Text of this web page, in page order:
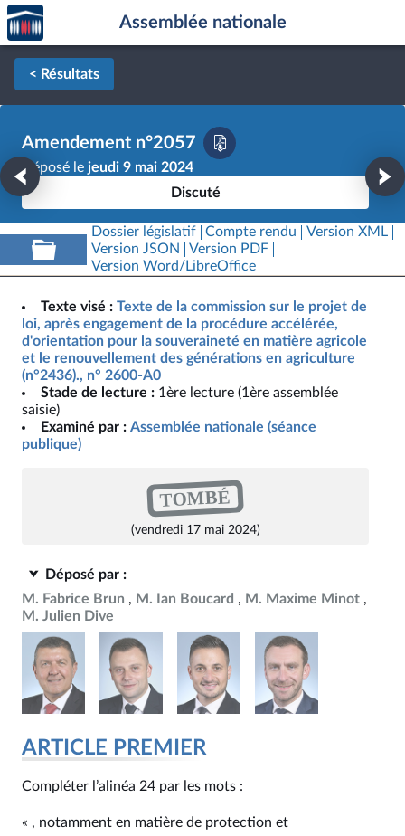
Aller au contenu
Aller en bas de la page
Accèder
à la
page
d'accueil
Assemblée nationale
< Résultats
Amendement n°2057
Déposé le jeudi 9 mai 2024
Discuté
Dossier législatif Compte rendu
Version XML
Version JSON
Version PDF
Version Word/LibreOffice
Texte visé : Texte de la commission sur le projet de
loi, après engagement de la procédure accélérée,
d'orientation pour la souveraineté en matière agricole
et le renouvellement des générations en agriculture
(n°2436)., n° 2600-A0
Stade de lecture : 1ère lecture (1ère assemblée
saisie)
Examiné par : Assemblée nationale (séance
publique)
TOMBÉ
(vendredi 17 mai 2024)
Déposé par :
M. Fabrice Brun
M. Ian Boucard
M. Maxime Minot
M. Julien Dive
ARTICLE PREMIER
Compléter l’alinéa 24 par les mots :
« , notamment en matière de protection et